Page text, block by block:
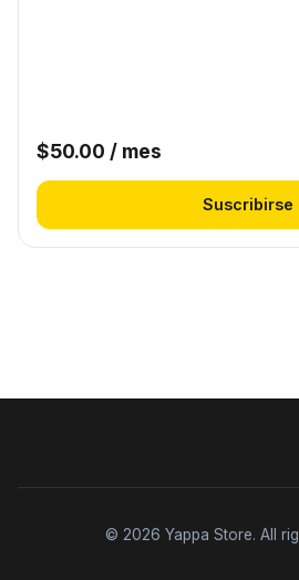
$50.00 / mes
Suscribirse
© 2026 Yappa Store. All